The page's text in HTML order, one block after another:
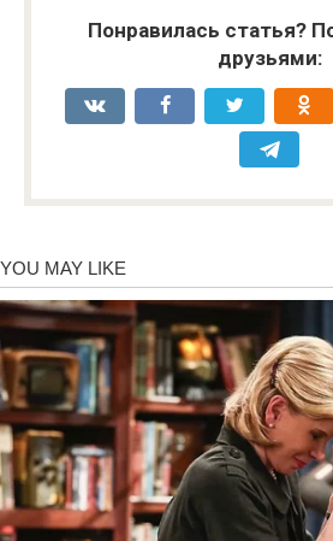
Понравилась статья?
друзьями: